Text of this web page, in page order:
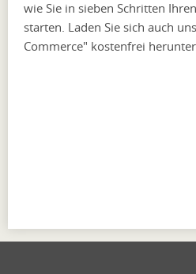
wie Sie in sieben Schritten
starten. Laden Sie sich auch
Commerce" kostenfrei herunter.